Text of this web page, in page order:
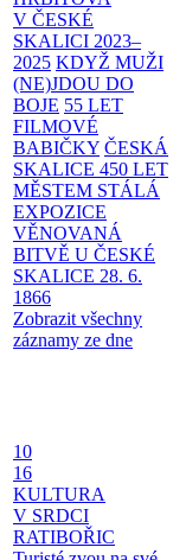
V ČESKÉ
SKALICI 2023–
2025 KDYŽ MUŽI
(NE)JDOU DO
BOJE 55 LET
FILMOVÉ
BABIČKY ČESKÁ
SKALICE 450 LET
MĚSTEM STÁLÁ
EXPOZICE
VĚNOVANÁ
BITVĚ U ČESKÉ
SKALICE 28. 6.
1866
Zobrazit všechny
záznamy ze dne
10
16
KULTURA
V SRDCI
RATIBOŘIC